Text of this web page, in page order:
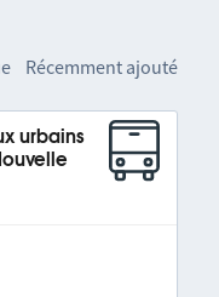
Récemment ajouté
urbains